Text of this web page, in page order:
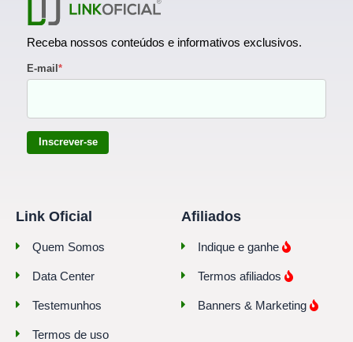
Receba nossos conteúdos e informativos exclusivos.
E-mail*
Inscrever-se
Link Oficial
Quem Somos
Data Center
Testemunhos
Termos de uso
Afiliados
Indique e ganhe
Termos afiliados
Banners & Marketing